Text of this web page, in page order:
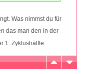
Was nimmst du für
das man den in der
1. Zyklushälfte